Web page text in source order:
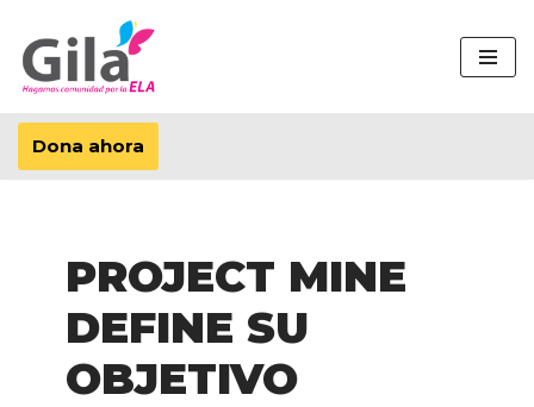
Saltar
al
contenido
Dona ahora
PROJECT MINE
DEFINE SU
OBJETIVO